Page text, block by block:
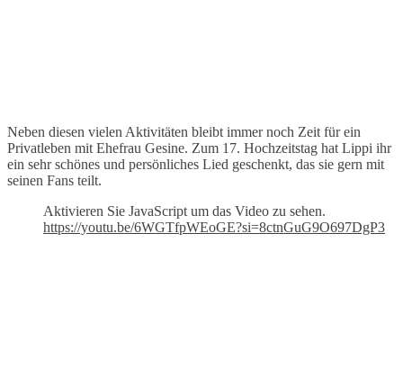
Neben diesen vielen Aktivitäten bleibt immer noch Zeit für ein
Privatleben mit Ehefrau Gesine. Zum 17. Hochzeitstag hat Lippi ihr
ein sehr schönes und persönliches Lied geschenkt, das sie gern mit
seinen Fans teilt.
Aktivieren Sie JavaScript um das Video zu sehen.
https://youtu.be/6WGTfpWEoGE?si=8ctnGuG9O697DgP3